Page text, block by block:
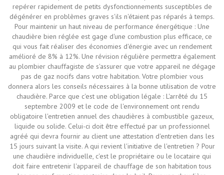
repérer rapidement de petits dysfonctionnements susceptibles de
dégénérer en problèmes graves s'ils n'étaient pas réparés à temps.
Pour maintenir un haut niveau de performance énergétique : Une
chaudière bien réglée est gage d'une combustion plus efficace, ce
qui vous fait réaliser des économies d'énergie avec un rendement
amélioré de 8% à 12%. Une révision régulière permettra également
au plombier chauffagiste de s'assurer que votre appareil ne dégage
pas de gaz nocifs dans votre habitation. Votre plombier vous
donnera alors les conseils nécessaires à la bonne utilisation de votre
chaudière. Parce que c'est une obligation légale : L'arrêté du 15
septembre 2009 et le code de l'environnement ont rendu
obligatoire l'entretien annuel des chaudières à combustible gazeux,
liquide ou solide. Celui-ci doit être effectué par un professionnel
agréé qui devra fournir au client une attestation d'entretien dans les
15 jours suivant la visite. A qui revient l'initiative de l'entretien ? Pour
une chaudière individuelle, c'est le propriétaire ou le locataire qui
doit faire entretenir l'appareil de chauffage de son habitation tous